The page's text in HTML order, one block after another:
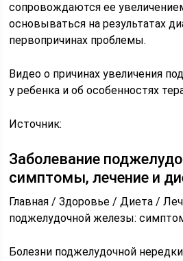
сопровождаются ее
основываться на результатах
первопричинах проблемы.
Видео о причинах увеличения
у ребенка и об особенностях
Источник:
Заболевание
симптомы, лечение и
Главная / Здоровье / Диета /
поджелудочной железы:
Болезни поджелудочной